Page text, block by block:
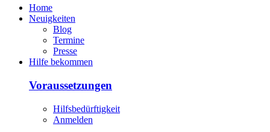
Home
Neuigkeiten
Blog
Termine
Presse
Hilfe bekommen
Voraussetzungen
Hilfsbedürftigkeit
Anmelden